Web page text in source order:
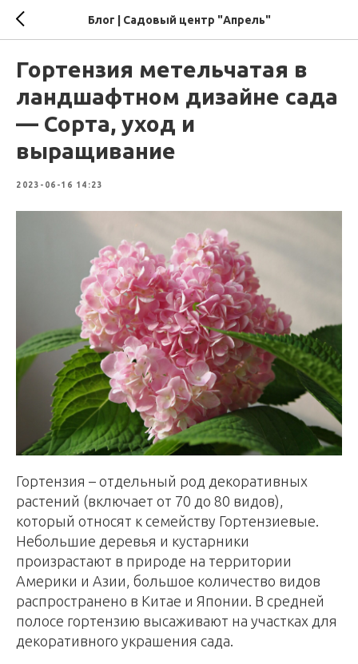
Блог | Садовый центр "Апрель"
Гортензия метельчатая в
ландшафтном дизайне сада
— Сорта, уход и
выращивание
2023-06-16 14:23
Гортензия – отдельный род декоративных
растений (включает от 70 до 80 видов),
который относят к семейству Гортензиевые.
Небольшие деревья и кустарники
произрастают в природе на территории
Америки и Азии, большое количество видов
распространено в Китае и Японии. В средней
полосе гортензию высаживают на участках для
декоративного украшения сада.